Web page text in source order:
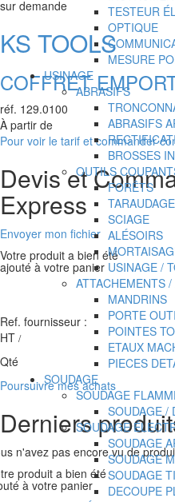
TESTEUR
OPTIQUE
MESURE
USINAGE
ABRASIFS
ABRASIFS
BROSSES
OUTILS
FORÊTS
SCIAGE
ALÉSOIRS
USINAGE /
ATTACHEMENTS
MANDRINS
PORTE
POINTES
ETAUX
PIECES
SOUDAGE
SOUDAGE
SOUDAGE /
SOUDAGE
SOUDAGE
SOUDAGE
SOUDAGE
DECOUPE
sur demande
KS TOOLS
COFFRET
réf. 129.0100
À partir de
Pour voir le tarif et commander
Devis et
Express
Envoyer mon fichier
Votre produit a bien été
ajouté à votre panier
Ref. fournisseur :
HT /
Qté
Poursuivre mes achats
Derniers
n'avez pas encore vu de
produit a bien été
à votre panier